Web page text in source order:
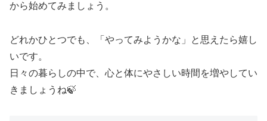
から始めてみましょう。
どれかひとつでも、「やってみようかな」と思えたら嬉し
いです。
日々の暮らしの中で、心と体にやさしい時間を増やしてい
きましょうね🍃